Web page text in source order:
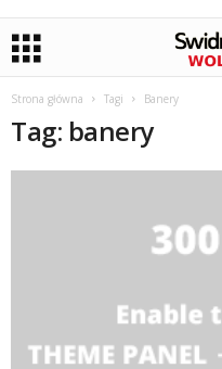
Strona główna Tagi Banery
Tag: banery